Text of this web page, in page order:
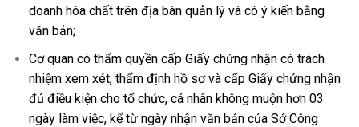
doanh hóa chất trên địa bàn quản lý và có ý kiến bằng
văn bản;
Cơ quan có thẩm quyền cấp Giấy chứng nhận có trách
nhiệm xem xét, thẩm định hồ sơ và cấp Giấy chứng nhận
đủ điều kiện cho tổ chức, cá nhân không muộn hơn 03
ngày làm việc, kể từ ngày nhận văn bản của Sở Công